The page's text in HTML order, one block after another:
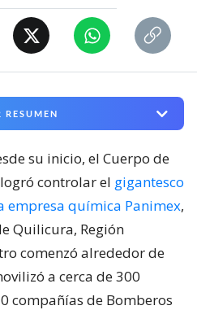
RESUMEN
su inicio, el Cuerpo de
controlar el gigantesco
empresa química Panimex,
Quilicura, Región
comenzó alrededor de
a cerca de 300
compañías de Bomberos